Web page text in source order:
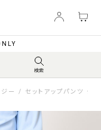
ジー / セットアップパンツ グレ